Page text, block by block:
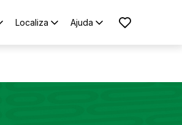
Localiza Ajuda